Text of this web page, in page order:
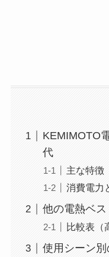
KEMIMOTO
代
主な特徴
消費電力
他の電熱ベ
比較表（
使用シーン